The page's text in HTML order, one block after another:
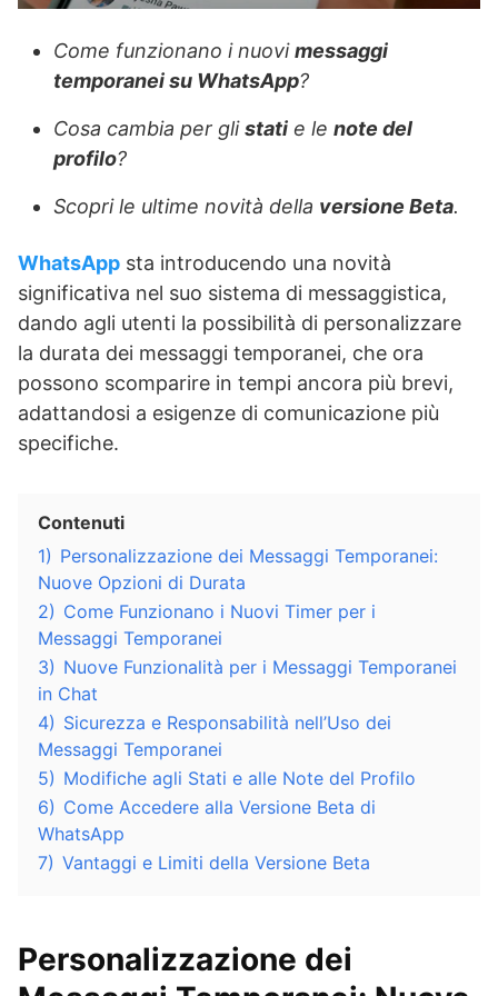
Come funzionano i nuovimessaggi
temporanei su WhatsApp?
Cosa cambia per glistati e le note del
profilo?
Scopri le ultime novità della versione Beta.
WhatsApp sta introducendo una novità
significativa nel suo sistema di messaggistica,
dando agli utenti la possibilità di personalizzare
la durata dei messaggi temporanei, che ora
possono scomparire in tempi ancora più brevi,
adattandosi a esigenze di comunicazione più
specifiche.
Contenuti
1) Personalizzazione dei Messaggi Temporanei:
Nuove Opzioni di Durata
2) Come Funzionano i Nuovi Timer per i
Messaggi Temporanei
3) Nuove Funzionalità per i Messaggi Temporanei
in Chat
4) Sicurezza e Responsabilità nell’Uso dei
Messaggi Temporanei
5) Modifiche agli Stati e alle Note del Profilo
6) Come Accedere alla Versione Beta di
WhatsApp
7) Vantaggi e Limiti della Versione Beta
Personalizzazione dei